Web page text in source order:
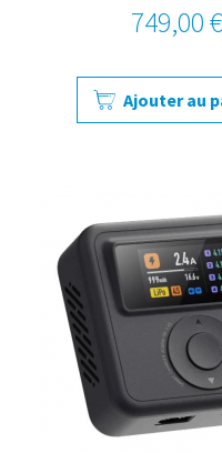
749,00 €
Ajouter au